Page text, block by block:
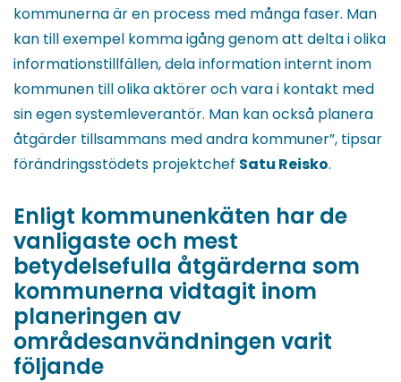
kommunerna är en process med många faser. Man
kan till exempel komma igång genom att delta i olika
informationstillfällen, dela information internt inom
kommunen till olika aktörer och vara i kontakt med
sin egen systemleverantör. Man kan också planera
åtgärder tillsammans med andra kommuner”, tipsar
förändringsstödets projektchef Satu Reisko.
Enligt kommunenkäten har de
vanligaste och mest
betydelsefulla åtgärderna som
kommunerna vidtagit inom
planeringen av
områdesanvändningen varit
följande